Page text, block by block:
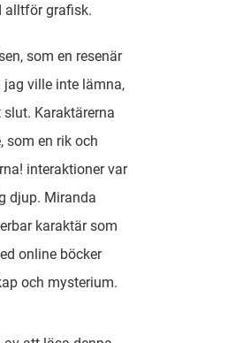
alltför grafisk.
som en resenär
ville inte lämna,
Karaktärerna
som en rik och
interaktioner var
djup. Miranda
karaktär som
online böcker
och mysterium.